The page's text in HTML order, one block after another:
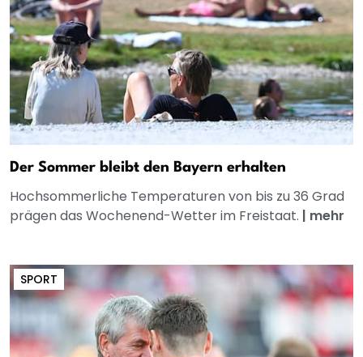
Der Sommer bleibt den Bayern erhalten
Hochsommerliche Temperaturen von bis zu 36 Grad
prägen das Wochenend-Wetter im Freistaat. | mehr
SPORT